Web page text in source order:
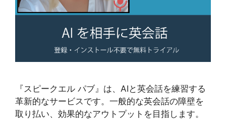
『スピークエル パブ』は、AIと英会話を練習する
革新的なサービスです。一般的な英会話の障壁を
取り払い、効果的なアウトプットを目指します。